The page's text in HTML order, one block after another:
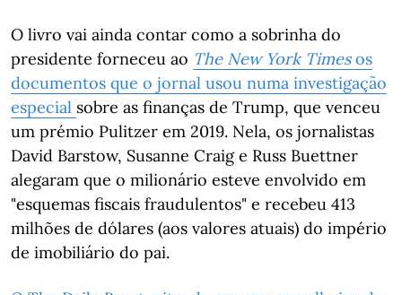
O livro vai ainda contar como a sobrinha do
presidente forneceu ao The New York Timesos
documentos que o jornal usou numa investigação
especial sobre as finanças de Trump, que venceu
um prémio Pulitzer em 2019. Nela, os jornalistas
David Barstow, Susanne Craig e Russ Buettner
alegaram que o milionário esteve envolvido em
"esquemas fiscais fraudulentos" e recebeu 413
milhões de dólares (aos valores atuais) do império
de imobiliário do pai.